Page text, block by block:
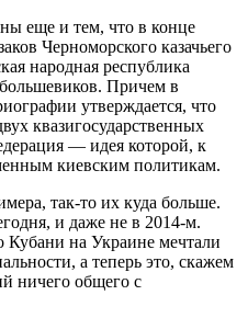
еще и тем, что в конце
Черноморского казачьего
народная республика
Причем в
утверждается, что
квазигосударственных
— идея которой, к
киевским политикам.
так-то их куда больше.
и даже не в 2014-м.
Кубани на Украине мечтали
а теперь это, скажем
ничего общего с